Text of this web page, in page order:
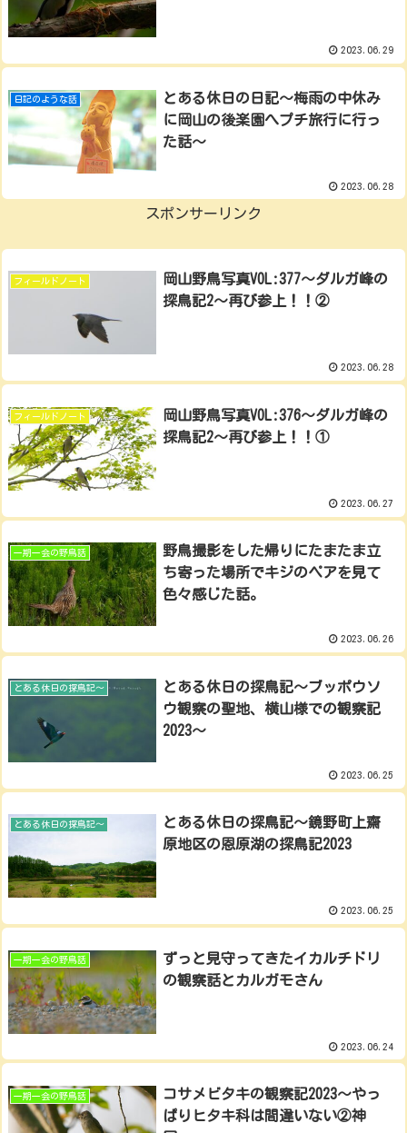
2023.06.29
日記のような話
とある休日の日記～梅雨の中休み
に岡山の後楽園へプチ旅行に行っ
た話～
2023.06.28
スポンサーリンク
フィールドノート
岡山野鳥写真VOL:377～ダルガ峰の
探鳥記2～再び参上！！②
2023.06.28
フィールドノート
岡山野鳥写真VOL:376～ダルガ峰の
探鳥記2～再び参上！！①
2023.06.27
一期一会の野鳥話
野鳥撮影をした帰りにたまたま立
ち寄った場所でキジのペアを見て
色々感じた話。
2023.06.26
とある休日の探鳥記～
とある休日の探鳥記～ブッポウソ
ウ観察の聖地、横山様での観察記
2023～
2023.06.25
とある休日の探鳥記～
とある休日の探鳥記～鏡野町上齋
原地区の恩原湖の探鳥記2023
2023.06.25
一期一会の野鳥話
ずっと見守ってきたイカルチドリ
の観察話とカルガモさん
2023.06.24
一期一会の野鳥話
コサメビタキの観察記2023～やっ
ぱりヒタキ科は間違いない②神